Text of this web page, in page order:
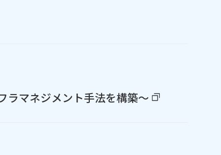
ラマネジメント手法を構築～